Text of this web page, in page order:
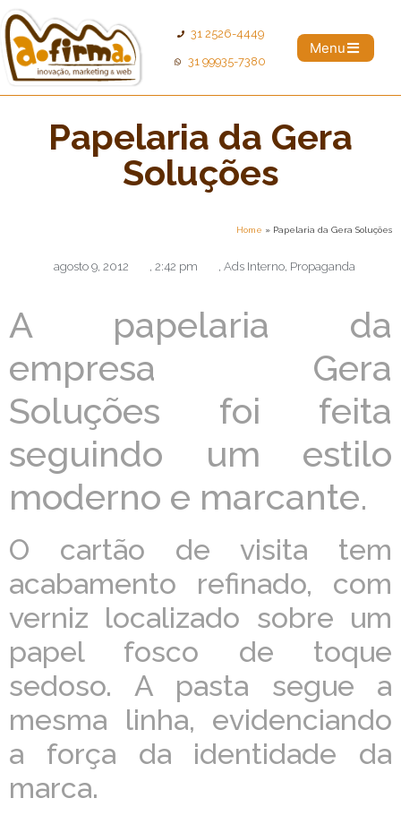
31 2526-4449
31 99935-7380
Menu
Papelaria da Gera
Soluções
Home » Papelaria da Gera Soluções
agosto 9, 2012 , 2:42 pm , Ads Interno, Propaganda
A papelaria da
empresa Gera
Soluções foi feita
seguindo um estilo
moderno e marcante.
O cartão de visita tem
acabamento refinado, com
verniz localizado sobre um
papel fosco de toque
sedoso. A pasta segue a
mesma linha, evidenciando
a força da identidade da
marca.